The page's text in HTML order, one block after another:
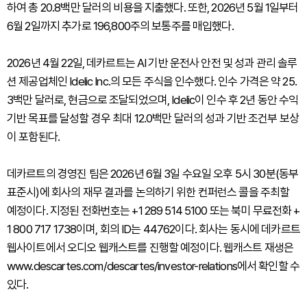
하여 총 20.8백만 달러의 비용을 지출했다. 또한, 2026년 5월 1일부터
6월 2일까지 추가로 196,800주의 보통주를 매입했다.
2026년 4월 22일, 데카르트는 AI 기반 운전사 안전 및 성과 관리 솔루
션 제공업체인 Idelic Inc.의 모든 주식을 인수했다. 인수 가격은 약 25.
3백만 달러로, 현금으로 조달되었으며, Idelic이 인수 후 2년 동안 수익
기반 목표를 달성할 경우 최대 12.0백만 달러의 성과 기반 조건부 보상
이 포함된다.
데카르트의 경영진 팀은 2026년 6월 3일 수요일 오후 5시 30분(동부
표준시)에 회사의 재무 결과를 논의하기 위한 컨퍼런스 콜을 주최할
예정이다. 지정된 전화번호는 +1 289 514 5100 또는 북미 무료전화 +
1 800 717 1738이며, 회의 ID는 44762이다. 회사는 동시에 데카르트
웹사이트에서 오디오 웹캐스트를 진행할 예정이다. 웹캐스트 재생은
www.descartes.com/descartes/investor-relations에서 확인할 수
있다.